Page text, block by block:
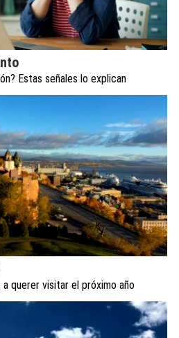
Estas señales lo explican
querer visitar el próximo año